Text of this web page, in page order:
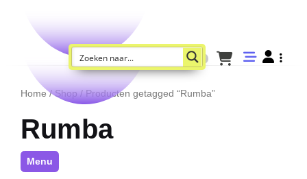
Home/Shop/ Producten getagged “Rumba”
Rumba
Menu